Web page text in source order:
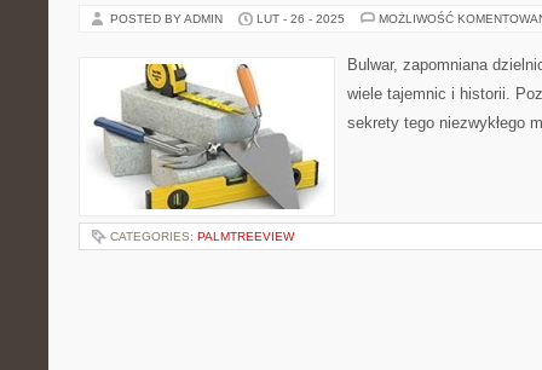
POSTED BY ADMIN LUT - 26 - 2025 MOŻLIWOŚĆ
Bulwar, zapomniana
wiele tajemnic i historii.
sekrety tego niezwykłego
CATEGORIES: PALMTREEVIEW